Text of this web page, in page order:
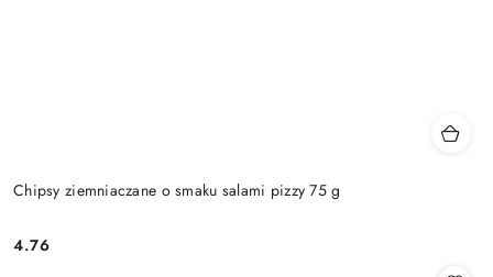
Chipsy ziemniaczane o smaku salami pizzy 75 g
Cena:
4.76